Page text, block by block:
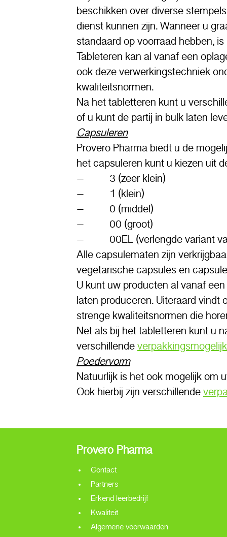
beschikken over diverse
dienst kunnen zijn. Wanneer u
standaard op voorraad hebben,
Tableteren kan al vanaf een
ook deze verwerkingstechniek
kwaliteitsnormen.
Na het tabletteren kunt u
of u kunt de partij in bulk laten
Capsuleren
Provero Pharma biedt u de
het capsuleren kunt u kiezen uit
– 3 (zeer klein)
– 1 (klein)
– 0 (middel)
– 00 (groot)
– 00EL (verlengde variant
Alle capsulematen zijn
vegetarische capsules en
U kunt uw producten al vanaf
laten produceren. Uiteraard
strenge kwaliteitsnormen die
Net als bij het tabletteren kunt u
verschillende
Poedervorm
Natuurlijk is het ook mogelijk om
Ook hierbij zijn verschillende
Provero Pharma
Contact
Partners
Erkend leerbedrijf
Kwaliteit
Algemene voorwaarden